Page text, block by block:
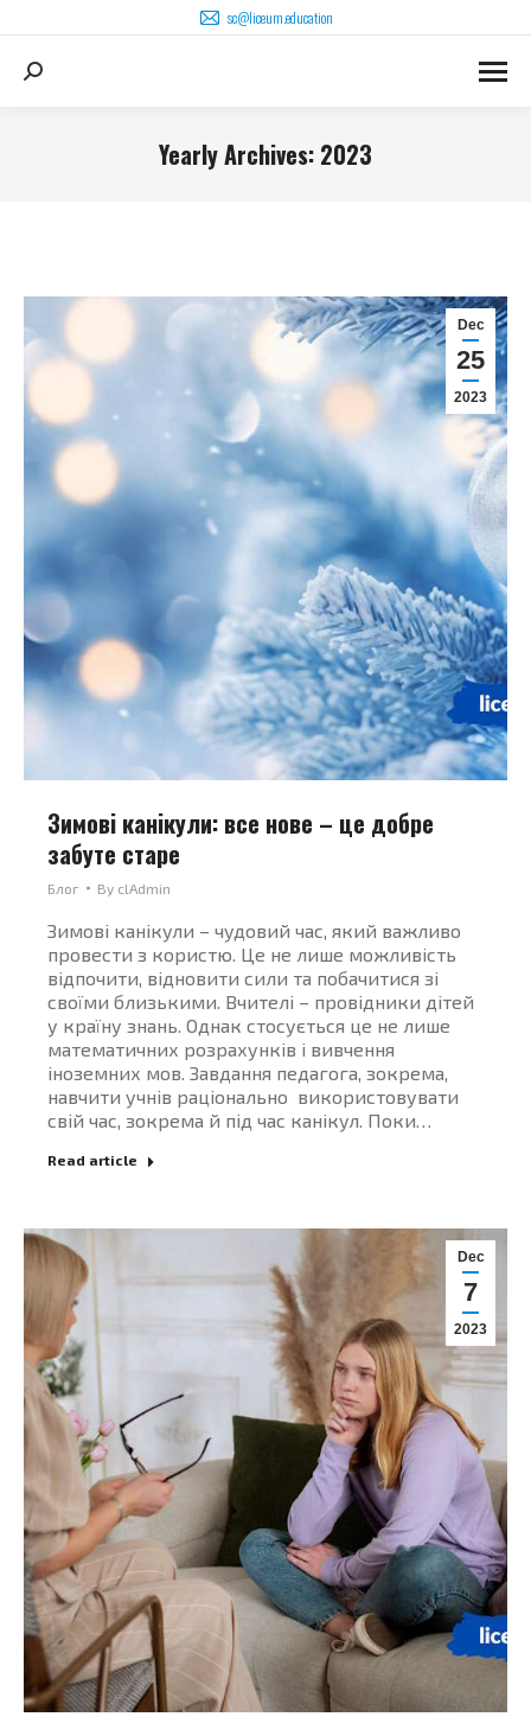
sc@liceum.education
Search:
Yearly Archives: 2023
Dec
25
2023
Зимові канікули: все нове – це добре
забуте старе
Блог By clAdmin
Зимові канікули – чудовий час, який важливо
провести з користю. Це не лише можливість
відпочити, відновити сили та побачитися зі
своїми близькими. Вчителі – провідники дітей
у країну знань. Однак стосується це не лише
математичних розрахунків і вивчення
іноземних мов. Завдання педагога, зокрема,
навчити учнів раціонально використовувати
свій час, зокрема й під час канікул. Поки…
Read article
Dec
7
2023